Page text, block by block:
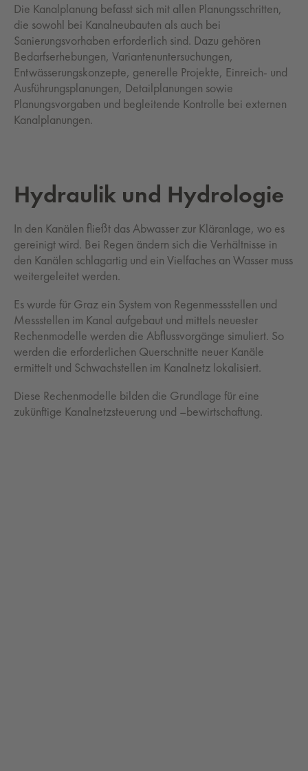
Die Kanalplanung befasst sich mit allen Planungsschritten,
die sowohl bei Kanalneubauten als auch bei
Sanierungsvorhaben erforderlich sind. Dazu gehören
Bedarfserhebungen, Variantenuntersuchungen,
Entwässerungskonzepte, generelle Projekte, Einreich- und
Ausführungsplanungen, Detailplanungen sowie
Planungsvorgaben und begleitende Kontrolle bei externen
Kanalplanungen.
Hy­drau­lik und Hy­dro­lo­gie
In den Kanälen fließt das Abwasser zur Kläranlage, wo es
gereinigt wird. Bei Regen ändern sich die Verhältnisse in
den Kanälen schlagartig und ein Vielfaches an Wasser muss
weitergeleitet werden.
Es wurde für Graz ein System von Regenmessstellen und
Messstellen im Kanal aufgebaut und mittels neuester
Rechenmodelle werden die Abflussvorgänge simuliert. So
werden die erforderlichen Querschnitte neuer Kanäle
ermittelt und Schwachstellen im Kanalnetz lokalisiert.
Diese Rechenmodelle bilden die Grundlage für eine
zukünftige Kanalnetzsteuerung und –bewirtschaftung.